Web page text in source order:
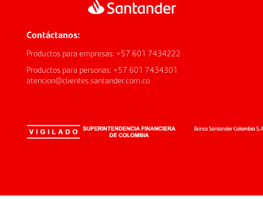
Contáctanos:
Productos para empresas: +57 601 7434222
Productos para personas: +57 601 7434301
atencion@clientes.santander.com.co